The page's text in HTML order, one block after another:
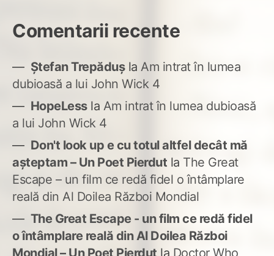
Comentarii recente
Ștefan Trepădușla Am intrat în lumea
dubioasă a lui John Wick 4
HopeLessla Am intrat în lumea dubioasă
a lui John Wick 4
Don't look up e cu totul altfel decât mă
așteptam – Un Poet Pierdut la The Great
Escape – un film ce redă fidel o întâmplare
reală din Al Doilea Război Mondial
The Great Escape - un film ce redă fidel
o întâmplare reală din Al Doilea Război